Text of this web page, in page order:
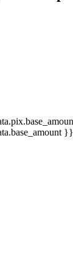
}}